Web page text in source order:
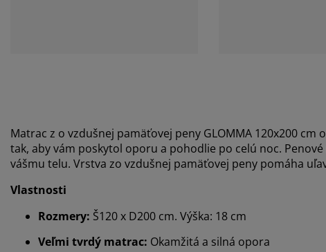
Matrac z o vzdušnej pamäťovej peny GLOMMA 120x200 cm
tak, aby vám poskytol oporu a pohodlie po celú noc.
vášmu telu. Vrstva zo vzdušnej pamäťovej peny pomáha
Vlastnosti
Rozmery: Š120 x D200 cm. Výška: 18 cm
Veľmi tvrdý matrac: Okamžitá a silná opora